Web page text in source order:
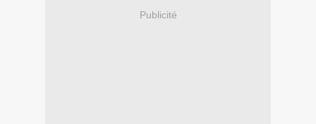
Publicité